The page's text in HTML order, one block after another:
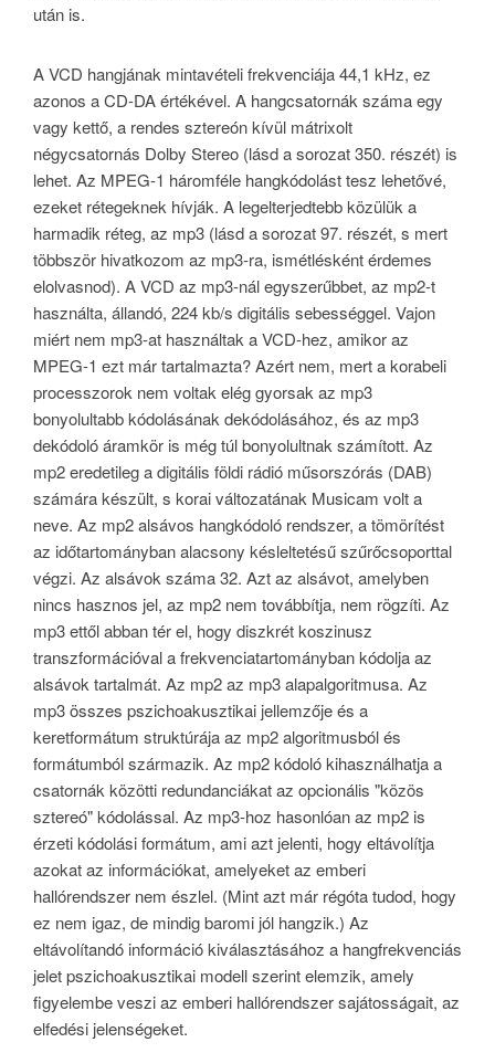
után is.
A VCD hangjának mintavételi frekvenciája 44,1 kHz, ez
azonos a CD-DA értékével. A hangcsatornák száma egy
vagy kettő, a rendes sztereón kívül mátrixolt
négycsatornás Dolby Stereo (lásd a sorozat 350. részét) is
lehet. Az MPEG-1 háromféle hangkódolást tesz lehetővé,
ezeket rétegeknek hívják. A legelterjedtebb közülük a
harmadik réteg, az mp3 (lásd a sorozat 97. részét, s mert
többször hivatkozom az mp3-ra, ismétlésként érdemes
elolvasnod). A VCD az mp3-nál egyszerűbbet, az mp2-t
használta, állandó, 224 kb/s digitális sebességgel. Vajon
miért nem mp3-at használtak a VCD-hez, amikor az
MPEG-1 ezt már tartalmazta? Azért nem, mert a korabeli
processzorok nem voltak elég gyorsak az mp3
bonyolultabb kódolásának dekódolásához, és az mp3
dekódoló áramkör is még túl bonyolultnak számított. Az
mp2 eredetileg a digitális földi rádió műsorszórás (DAB)
számára készült, s korai változatának Musicam volt a
neve. Az mp2 alsávos hangkódoló rendszer, a tömörítést
az időtartományban alacsony késleltetésű szűrőcsoporttal
végzi. Az alsávok száma 32. Azt az alsávot, amelyben
nincs hasznos jel, az mp2 nem továbbítja, nem rögzíti. Az
mp3 ettől abban tér el, hogy diszkrét koszinusz
transzformációval a frekvenciatartományban kódolja az
alsávok tartalmát. Az mp2 az mp3 alapalgoritmusa. Az
mp3 összes pszichoakusztikai jellemzője és a
keretformátum struktúrája az mp2 algoritmusból és
formátumból származik. Az mp2 kódoló kihasználhatja a
csatornák közötti redundanciákat az opcionális "közös
sztereó" kódolással. Az mp3-hoz hasonlóan az mp2 is
érzeti kódolási formátum, ami azt jelenti, hogy eltávolítja
azokat az információkat, amelyeket az emberi
hallórendszer nem észlel. (Mint azt már régóta tudod, hogy
ez nem igaz, de mindig baromi jól hangzik.) Az
eltávolítandó információ kiválasztásához a hangfrekvenciás
jelet pszichoakusztikai modell szerint elemzik, amely
figyelembe veszi az emberi hallórendszer sajátosságait, az
elfedési jelenségeket.